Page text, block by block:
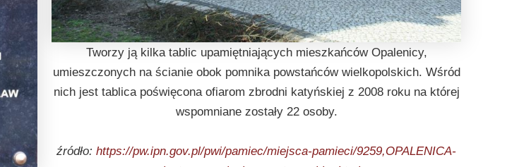
Tworzy ją kilka tablic upamiętniających mieszkańców Opalenicy,
umieszczonych na ścianie obok pomnika powstańców wielkopolskich. Wśród
nich jest tablica poświęcona ofiarom zbrodni katyńskiej z 2008 roku na której
wspomniane zostały 22 osoby.
źródło: https://pw.ipn.gov.pl/pwi/pamiec/miejsca-pamieci/9259,OPALENICA-